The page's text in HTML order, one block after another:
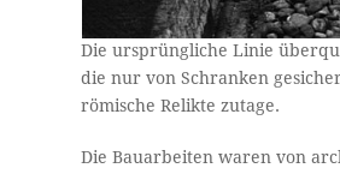
Die ursprüngliche Linie
die nur von Schranken
römische Relikte zutage.
Die Bauarbeiten waren von